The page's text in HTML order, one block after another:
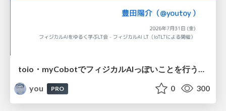
toio・myCobotでフィジカルAIっぽいことを行うための検討（とりあえず調査） / フィジカルAI LT（IoTLTによる開催）
you
PRO 0 300